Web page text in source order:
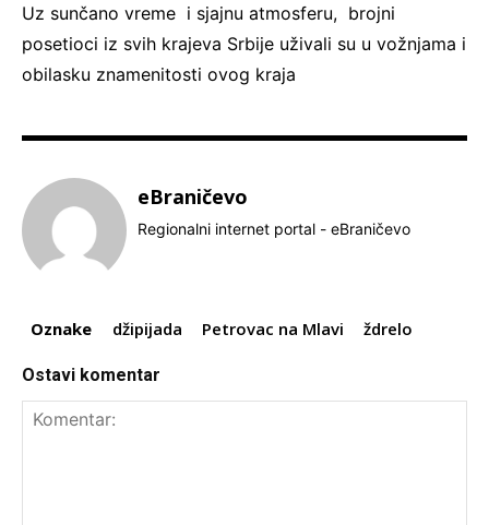
Uz sunčano vreme i sjajnu atmosferu, brojni
posetioci iz svih krajeva Srbije uživali su u vožnjama i
obilasku znamenitosti ovog kraja
eBraničevo
Regionalni internet portal - eBraničevo
Oznake džipijada Petrovac na Mlavi ždrelo
Ostavi komentar